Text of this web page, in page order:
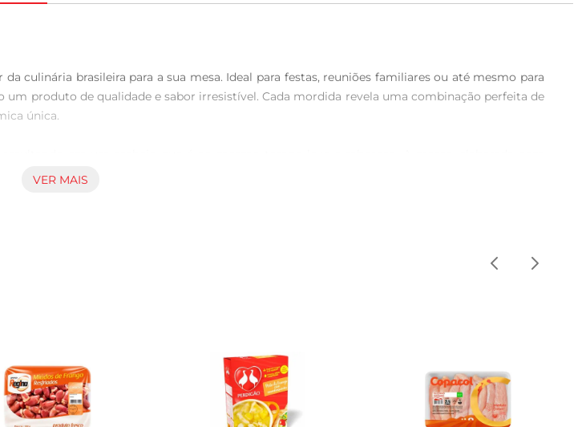
culinária brasileira para a sua mesa. Ideal para festas, reuniões familiares ou até mesmo para
produto de qualidade e sabor irresistível. Cada mordida revela uma combinação perfeita de
única.
o recheio. Esse equilíbrio entre a crocância da massa e a maciez do frango faz da
temperada, ketchup ou um molho picante, permitindo que cada pessoa personalize sua
VER MAIS